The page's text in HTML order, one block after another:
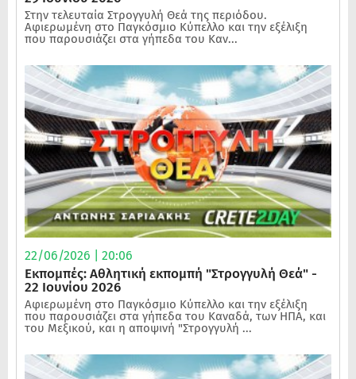
Στην τελευταία Στρογγυλή Θεά της περιόδου.
Αφιερωμένη στο Παγκόσμιο Κύπελλο και την εξέλιξη
που παρουσιάζει στα γήπεδα του Καν...
22/06/2026 | 20:06
Εκπομπές: Αθλητική εκπομπή "Στρογγυλή Θεά" -
22 Ιουνίου 2026
Αφιερωμένη στο Παγκόσμιο Κύπελλο και την εξέλιξη
που παρουσιάζει στα γήπεδα του Καναδά, των ΗΠΑ, και
του Μεξικού, και η αποψινή "Στρογγυλή ...